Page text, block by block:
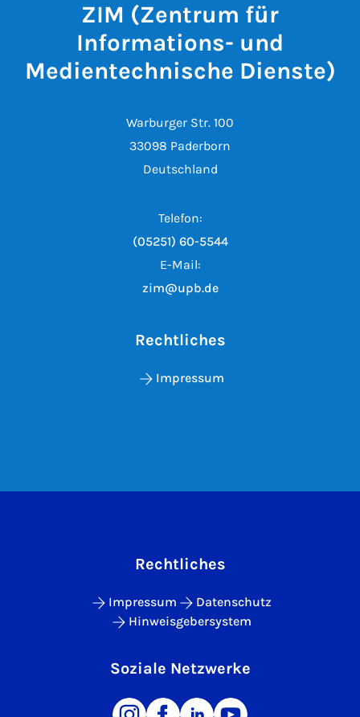
ZIM (Zentrum für
Informations- und
Medientechnische Dienste)
Warburger Str. 100
33098 Paderborn
Deutschland
Telefon:
(05251) 60-5544
E-Mail:
zim@upb.de
Rechtliches
Impressum
Rechtliches
Impressum
Datenschutz
Hinweisgebersystem
Soziale Netzwerke